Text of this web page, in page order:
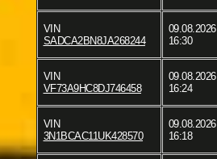
VIN
SADCA2BN8JA268244
09.08.2026
16:30
VIN
VF73A9HC8DJ746458
09.08.2026
16:24
VIN
3N1BCAC11UK428570
09.08.2026
16:18